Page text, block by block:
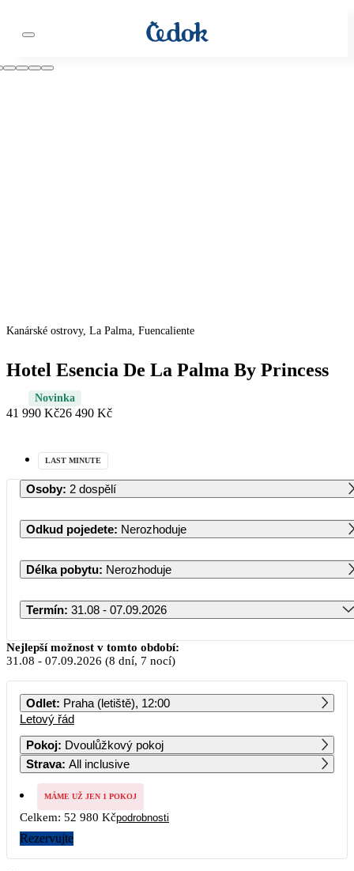
Kanárské ostrovy, La Palma, Fuencaliente
Hotel Esencia De La Palma By Princess
Novinka
41 990 Kč26 490 Kč
LAST MINUTE
Osoby: 2 dospělí
Odkud pojedete: Nerozhoduje
Délka pobytu: Nerozhoduje
Termín: 31.08 - 07.09.2026
Srpen 2026
PO ÚT ST ČT PÁ SO NE
3
Nejlepší možnost v tomto období:
31.08 - 07.09.2026 (8 dní, 7 nocí)
Odlet: Praha (letiště), 12:00
Letový řád
Pokoj: Dvoulůžkový pokoj
Strava: All inclusive
MÁME UŽ JEN 1 POKOJ
Celkem: 52 980 Kčpodrobnosti
Rezervujte